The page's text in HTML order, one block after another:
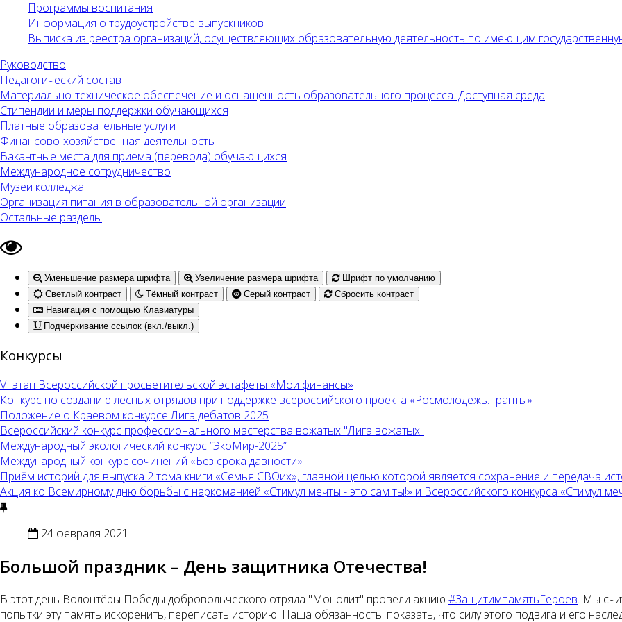
Программы воспитания
Информация о трудоустройстве выпускников
Выписка из реестра организаций, осуществляющих образовательную деятельность по имеющим
Руководство
Педагогический состав
Материально-техническое обеспечение и оснащенность образовательного процесса. Доступная среда
Стипендии и меры поддержки обучающихся
Платные образовательные услуги
Финансово-хозяйственная деятельность
Вакантные места для приема (перевода) обучающихся
Международное сотрудничество
Музеи колледжа
Организация питания в образовательной организации
Остальные разделы
Уменьшение размера шрифта Увеличение размера шрифта
Шрифт по умолчанию
Светлый контраст
Тёмный контраст Серый контраст
Сбросить контраст
Навигация с помощью Клавиатуры
Подчёркивание ссылок (вкл./выкл.)
Конкурсы
VI этап Всероссийской просветительской эстафеты «Мои финансы»
Конкурс по созданию лесных отрядов при поддержке всероссийского проекта «Росмолодежь.Гранты»
Положение о Краевом конкурсе Лига дебатов 2025
Всероссийский конкурс профессионального мастерства вожатых "Лига вожатых"
Международный экологический конкурс “ЭкоМир-2025”
Международный конкурс сочинений «Без срока давности»
Приём историй для выпуска 2 тома книги «Семья СВОих», главной целью которой является сохранение и передача
Акция ко Всемирному дню борьбы с наркоманией «Стимул мечты - это сам ты!» и Всероссийского конкурса «Стимул
24 февраля 2021
Большой праздник – День защитника Отечества!
В этот день Волонтёры Победы добровольческого отряда "Монолит" провели акцию #ЗащитимпамятьГероев. Мы
попытки эту память искоренить, переписать историю. Наша обязанность: показать, что силу этого подвига и его